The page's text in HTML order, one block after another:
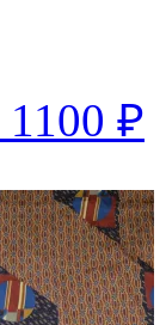
1100 ₽